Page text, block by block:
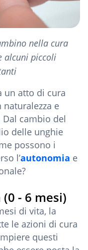
nella cura
alcuni piccoli
un atto di cura
e
cambio del
delle unghie
possono i
l’autonomia e
- 6 mesi)
di vita, la
le azioni di cura
questi